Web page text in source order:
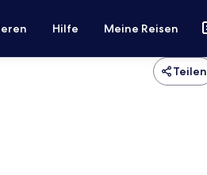
Hilfe Meine Reisen
Teilen